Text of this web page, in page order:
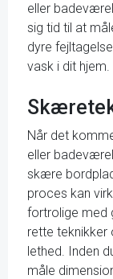
eller
sig tid til at
dyre
vask i dit hjem.
Når det
eller
skære
proces kan
fortrolige med
rette
lethed. Inden
måle